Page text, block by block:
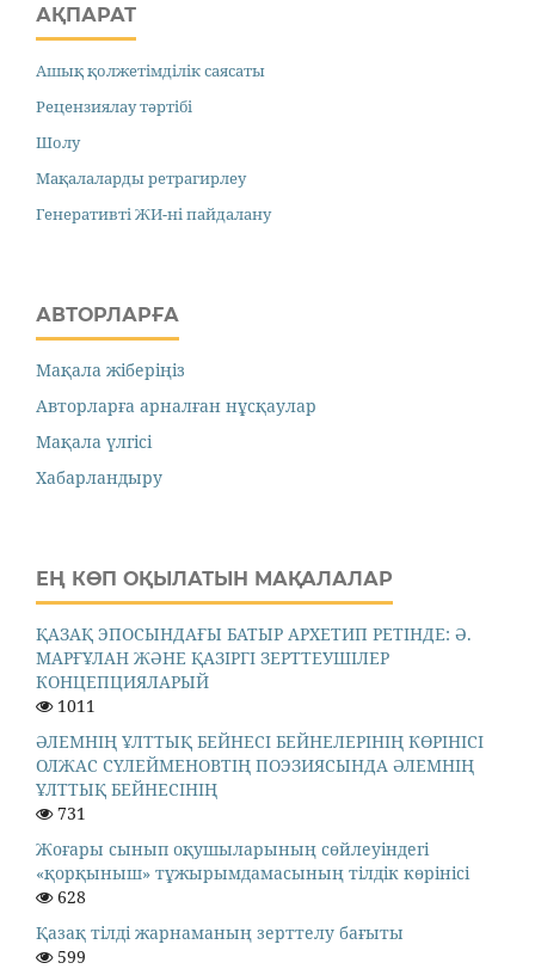
АҚПАРАТ
Ашық қолжетімділік саясаты
Рецензиялау тәртібі
Шолу
Мақалаларды ретрагирлеу
Генеративті ЖИ-ні пайдалану
АВТОРЛАРҒА
Мақала жіберіңіз
Авторларға арналған нұсқаулар
Мақала үлгісі
Хабарландыру
ЕҢ КӨП ОҚЫЛАТЫН МАҚАЛАЛАР
ҚАЗАҚ ЭПОСЫНДАҒЫ БАТЫР АРХЕТИП РЕТІНДЕ: Ә.
МАРҒҰЛАН ЖӘНЕ ҚАЗІРГІ ЗЕРТТЕУШІЛЕР
КОНЦЕПЦИЯЛАРЫЙ
1011
ӘЛЕМНІҢ ҰЛТТЫҚ БЕЙНЕСІ БЕЙНЕЛЕРІНІҢ КӨРІНІСІ
ОЛЖАС СҮЛЕЙМЕНОВТІҢ ПОЭЗИЯСЫНДА ӘЛЕМНІҢ
ҰЛТТЫҚ БЕЙНЕСІНІҢ
731
Жоғары сынып оқушыларының сөйлеуіндегі
«қорқыныш» тұжырымдамасының тілдік көрінісі
628
Қазақ тілді жарнаманың зерттелу бағыты
599